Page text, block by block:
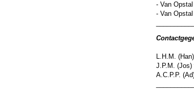
- Van
- Van
L.H.M.
J.P.M. (Jos)
A.C.P.P.